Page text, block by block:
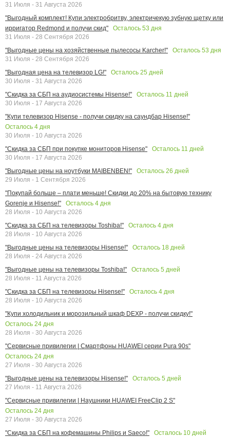
31 Июля - 31 Августа 2026
"Выгодный комплект! Купи электробритву, электричекую зубную щетку или
ирригатор Redmond и получи скид"
Осталось 53 дня
31 Июля - 28 Сентября 2026
"Выгодные цены на хозяйственные пылесосы Karcher!"
Осталось 53 дня
31 Июля - 28 Сентября 2026
"Выгодная цена на телевизор LG!"
Осталось 25 дней
30 Июля - 31 Августа 2026
"Скидка за СБП на аудиосистемы Hisense!"
Осталось 11 дней
30 Июля - 17 Августа 2026
"Купи телевизор Hisense - получи скидку на саундбар Hisense!"
Осталось 4 дня
30 Июля - 10 Августа 2026
"Скидка за СБП при покупке мониторов Hisense"
Осталось 11 дней
30 Июля - 17 Августа 2026
"Выгодные цены на ноутбуки MAIBENBEN!"
Осталось 26 дней
29 Июля - 1 Сентября 2026
"Покупай больше – плати меньше! Скидки до 20% на бытовую технику
Gorenje и Hisense!"
Осталось 4 дня
28 Июля - 10 Августа 2026
"Скидка за СБП на телевизоры Toshiba!"
Осталось 4 дня
28 Июля - 10 Августа 2026
"Выгодные цены на телевизоры Hisense!"
Осталось 18 дней
28 Июля - 24 Августа 2026
"Выгодные цены на телевизоры Toshiba!"
Осталось 5 дней
28 Июля - 11 Августа 2026
"Скидка за СБП на телевизоры Hisense!"
Осталось 4 дня
28 Июля - 10 Августа 2026
"Купи холодильник и морозильный шкаф DEXP - получи скидку!"
Осталось 24 дня
28 Июля - 30 Августа 2026
"Сервисные привилегии | Смартфоны HUAWEI серии Pura 90s"
Осталось 24 дня
27 Июля - 30 Августа 2026
"Выгодные цены на телевизоры Hisense!"
Осталось 5 дней
27 Июля - 11 Августа 2026
"Сервисные привилегии | Наушники HUAWEI FreeClip 2 S"
Осталось 24 дня
27 Июля - 30 Августа 2026
"Скидка за СБП на кофемашины Philips и Saeco!"
Осталось 10 дней